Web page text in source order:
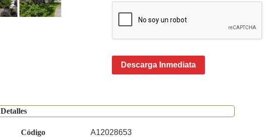
Descarga Inmediata
Detalles
Código A12028653